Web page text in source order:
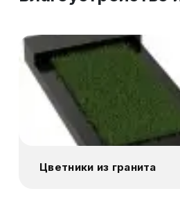
Цветники из гранита